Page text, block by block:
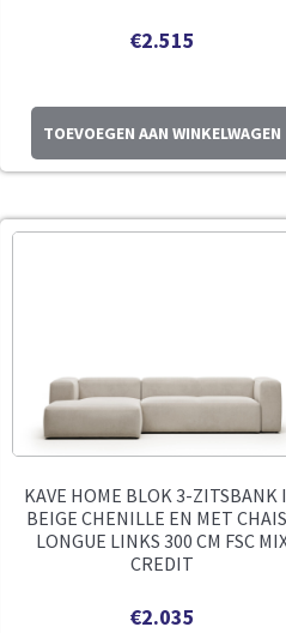
€2.515
TOEVOEGEN AAN WINKELWAGEN
KAVE HOME BLOK 3-ZITSBANK
BEIGE CHENILLE EN MET
LONGUE LINKS 300 CM FSC
CREDIT
€2.035